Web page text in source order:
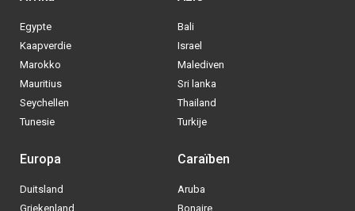
Egypte
Kaapverdie
Marokko
Mauritius
Seychellen
Tunesie
Bali
Israel
Malediven
Sri lanka
Thailand
Turkije
Europa
Duitsland
Griekenland
Caraïben
Aruba
Bonaire